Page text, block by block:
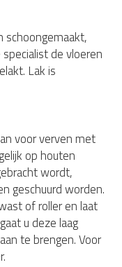
schoongemaakt,
de vloeren
Lak is
voor verven met
op houten
wordt,
geschuurd worden.
of roller en laat
u deze laag
te brengen. Voor